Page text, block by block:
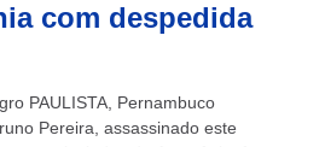
com despedida
PAULISTA, Pernambuco
Pereira, assassinado este